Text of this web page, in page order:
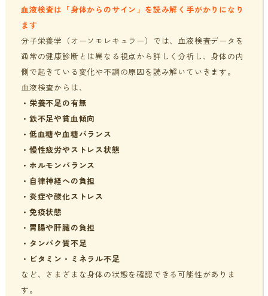
血液検査は「身体からのサイン」を読み解く手がかりになり
ます
分子栄養学（オーソモレキュラー）では、血液検査データを
通常の健康診断とは異なる視点から詳しく分析し、身体の内
側で起きている変化や不調の原因を読み解いていきます。
血液検査からは、
・ 栄養不足の有無
・ 鉄不足や貧血傾向
・ 低血糖や血糖バランス
・ 慢性疲労やストレス状態
・ ホルモンバランス
・ 自律神経への負担
・ 炎症や酸化ストレス
・ 免疫状態
・ 胃腸や肝臓の負担
・ タンパク質不足
・ビタミン・ミネラル不足
など、さまざまな身体の状態を確認できる可能性がありま
す。